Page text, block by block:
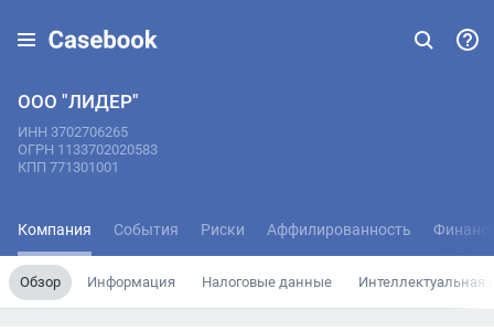
ООО "ЛИДЕР"
ИНН 3702706265
ОГРН 1133702020583
КПП 771301001
Компания События Риски Аффилированность
Обзор Информация Налоговые данные Интеллектуальная